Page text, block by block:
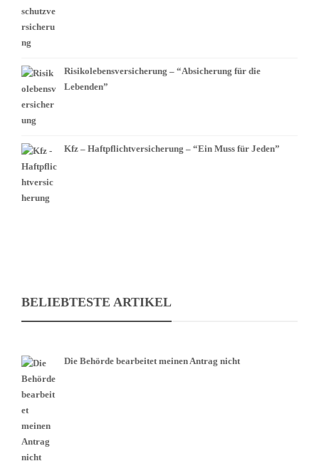
Risikolebensversicherung – “Absicherung für die
Lebenden”
Kfz – Haftpflichtversicherung – “Ein Muss für Jeden”
BELIEBTESTE ARTIKEL
Die Behörde bearbeitet meinen Antrag nicht